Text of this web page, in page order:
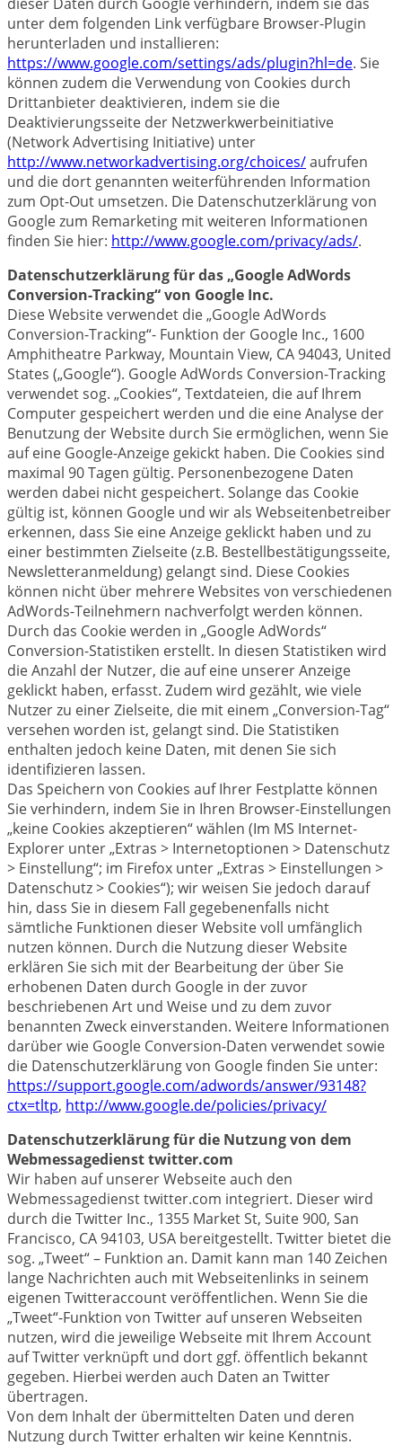
unter dem folgenden Link verfügbare Browser-Plugin
herunterladen und installieren:
https://www.google.com/settings/ads/plugin?hl=de. Sie
können zudem die Verwendung von Cookies durch
Drittanbieter deaktivieren, indem sie die
Deaktivierungsseite der Netzwerkwerbeinitiative
(Network Advertising Initiative) unter
http://www.networkadvertising.org/choices/aufrufen
und die dort genannten weiterführenden Information
zum Opt-Out umsetzen. Die Datenschutzerklärung von
Google zum Remarketing mit weiteren Informationen
finden Sie hier: http://www.google.com/privacy/ads/.
Datenschutzerklärung für das „Google AdWords
Conversion-Tracking“ von Google Inc.
Diese Website verwendet die „Google AdWords
Conversion-Tracking“- Funktion der Google Inc., 1600
Amphitheatre Parkway, Mountain View, CA 94043, United
States („Google“). Google AdWords Conversion-Tracking
verwendet sog. „Cookies“, Textdateien, die auf Ihrem
Computer gespeichert werden und die eine Analyse der
Benutzung der Website durch Sie ermöglichen, wenn Sie
auf eine Google-Anzeige gekickt haben. Die Cookies sind
maximal 90 Tagen gültig. Personenbezogene Daten
werden dabei nicht gespeichert. Solange das Cookie
gültig ist, können Google und wir als Webseitenbetreiber
erkennen, dass Sie eine Anzeige geklickt haben und zu
einer bestimmten Zielseite (z.B. Bestellbestätigungsseite,
Newsletteranmeldung) gelangt sind. Diese Cookies
können nicht über mehrere Websites von verschiedenen
AdWords-Teilnehmern nachverfolgt werden können.
Durch das Cookie werden in „Google AdWords“
Conversion-Statistiken erstellt. In diesen Statistiken wird
die Anzahl der Nutzer, die auf eine unserer Anzeige
geklickt haben, erfasst. Zudem wird gezählt, wie viele
Nutzer zu einer Zielseite, die mit einem „Conversion-Tag“
versehen worden ist, gelangt sind. Die Statistiken
enthalten jedoch keine Daten, mit denen Sie sich
identifizieren lassen.
Das Speichern von Cookies auf Ihrer Festplatte können
Sie verhindern, indem Sie in Ihren Browser-Einstellungen
„keine Cookies akzeptieren“ wählen (Im MS Internet-
Explorer unter „Extras > Internetoptionen > Datenschutz
> Einstellung“; im Firefox unter „Extras > Einstellungen >
Datenschutz > Cookies“); wir weisen Sie jedoch darauf
hin, dass Sie in diesem Fall gegebenenfalls nicht
sämtliche Funktionen dieser Website voll umfänglich
nutzen können. Durch die Nutzung dieser Website
erklären Sie sich mit der Bearbeitung der über Sie
erhobenen Daten durch Google in der zuvor
beschriebenen Art und Weise und zu dem zuvor
benannten Zweck einverstanden. Weitere Informationen
darüber wie Google Conversion-Daten verwendet sowie
die Datenschutzerklärung von Google finden Sie unter:
https://support.google.com/adwords/answer/93148?
ctx=tltp, http://www.google.de/policies/privacy/
Datenschutzerklärung für die Nutzung von dem
Webmessagedienst twitter.com
Wir haben auf unserer Webseite auch den
Webmessagedienst twitter.com integriert. Dieser wird
durch die Twitter Inc., 1355 Market St, Suite 900, San
Francisco, CA 94103, USA bereitgestellt. Twitter bietet die
sog. „Tweet“ – Funktion an. Damit kann man 140 Zeichen
lange Nachrichten auch mit Webseitenlinks in seinem
eigenen Twitteraccount veröffentlichen. Wenn Sie die
„Tweet“-Funktion von Twitter auf unseren Webseiten
nutzen, wird die jeweilige Webseite mit Ihrem Account
auf Twitter verknüpft und dort ggf. öffentlich bekannt
gegeben. Hierbei werden auch Daten an Twitter
übertragen.
Von dem Inhalt der übermittelten Daten und deren
Nutzung durch Twitter erhalten wir keine Kenntnis.